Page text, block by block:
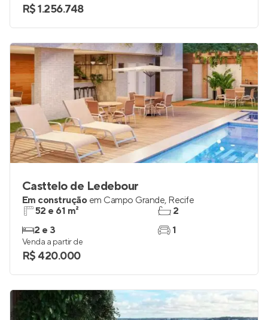
R$ 1.256.748
Casttelo de Ledebour
Em construção em Campo Grande, Recife
52 e 61 m²
2 e 3
2
1
Venda a partir de
R$ 420.000